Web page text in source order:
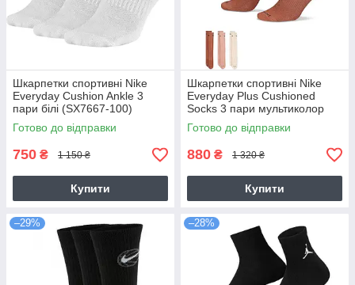
Шкарпетки спортивні Nike
Everyday Cushion Ankle 3
пари білі (SX7667-100)
Готово до відправки
750 ₴ 1 150 ₴
Купити
Шкарпетки спортивні Nike
Everyday Plus Cushioned
Socks 3 пари мультиколор
(SX6888-914)
Готово до відправки
880 ₴ 1 320 ₴
Купити
–29% –28%